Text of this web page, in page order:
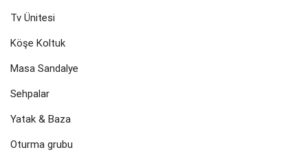
Tv Ünitesi
Köşe Koltuk
Masa Sandalye
Sehpalar
Yatak & Baza
Oturma grubu